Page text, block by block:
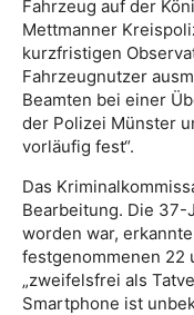
Fahrzeug auf der
Mettmanner
kurzfristigen
Fahrzeugnutzer
Beamten bei einer
der Polizei Münster
vorläufig fest“.
Das
Bearbeitung. Die 37-
worden war,
festgenommenen 22
„zweifelsfrei als
Smartphone ist